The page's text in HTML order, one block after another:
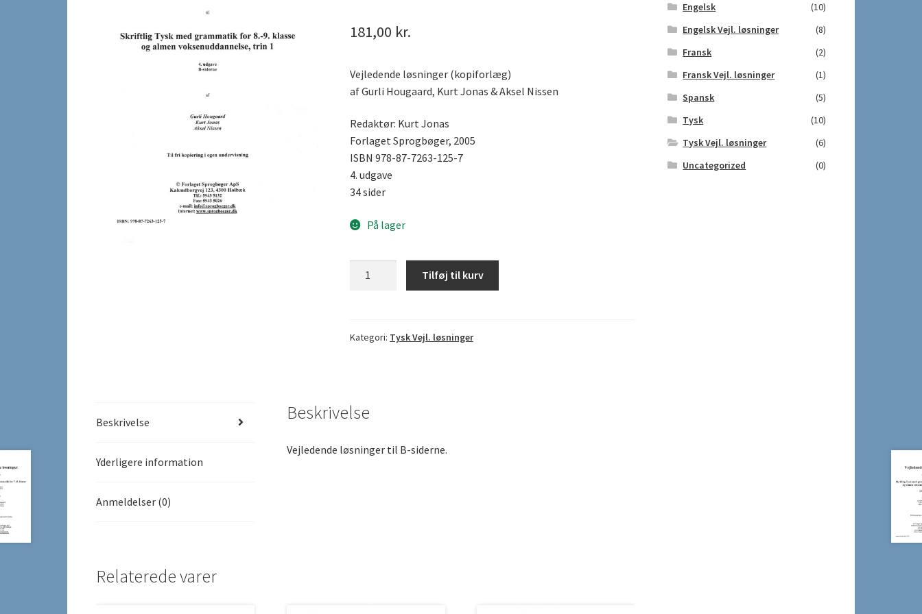
181,00 kr.
Vejledende løsninger (kopiforlæg)
af Gurli Hougaard, Kurt Jonas & Aksel Nissen
Redaktør: Kurt Jonas
Forlaget Sprogbøger, 2005
ISBN 978-87-7263-125-7
4. udgave
34 sider
På lager
klasse...
Tilføj til kurv
Kategori: Tysk Vejl. løsninger
Beskrivelse
Yderligere information
Anmeldelser (0)
Beskrivelse
Vejledende løsninger til B-siderne.
Relaterede varer
Engelsk
(10)
Engelsk Vejl. løsninger
(8)
Fransk
(2)
Fransk Vejl. løsninger
(1)
Spansk
(5)
Tysk
(10)
Tysk Vejl. løsninger
(6)
Uncategorized
(0)